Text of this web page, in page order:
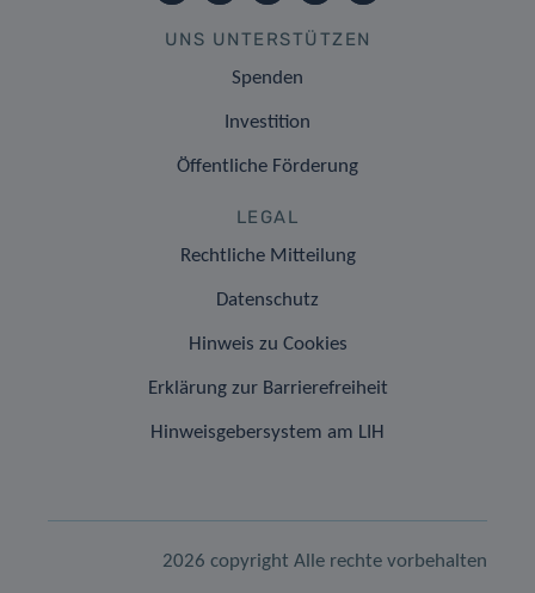
UNS UNTERSTÜTZEN
Spenden
Investition
Öffentliche Förderung
LEGAL
Rechtliche Mitteilung
Datenschutz
Hinweis zu Cookies
Erklärung zur Barrierefreiheit
Hinweisgebersystem am LIH
2026 copyright Alle rechte vorbehalten